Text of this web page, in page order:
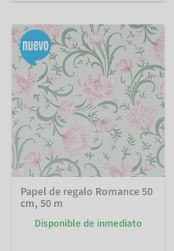
Papel de regalo Romance 50
cm, 50 m
Disponible de inmediato